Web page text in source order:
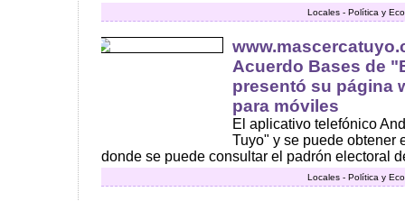
Locales - Política y
Acuerdo Bases de
presentó su página
para móviles
El aplicativo telefónico
Tuyo" y se puede obtener
donde se puede consultar el padrón electoral
Locales - Política y